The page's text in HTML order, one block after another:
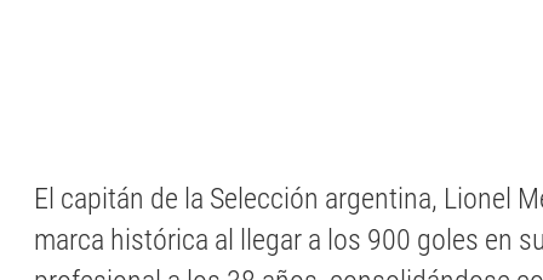
El capitán de la Selección argentina, Lionel
marca histórica al llegar a los 900 goles en